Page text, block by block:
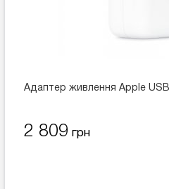
Адаптер живлення Apple
2 809 грн